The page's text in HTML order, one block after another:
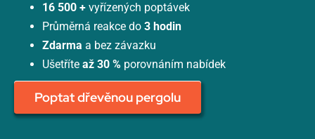
16 500 + vyřízených poptávek
Průměrná reakce do 3 hodin
Zdarma a bez závazku
Ušetříte až 30 %porovnáním nabídek
Poptat dřevěnou pergolu